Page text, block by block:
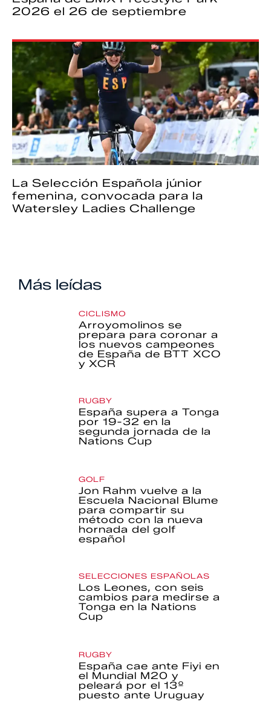
2026 el 26 de septiembre
La Selección Española júnior
femenina, convocada para la
Watersley Ladies Challenge
Más leídas
CICLISMO
Arroyomolinos se
prepara para coronar a
los nuevos campeones
de España de BTT XCO
y XCR
RUGBY
España supera a Tonga
por 19-32 en la
segunda jornada de la
Nations Cup
GOLF
Jon Rahm vuelve a la
Escuela Nacional Blume
para compartir su
método con la nueva
hornada del golf
español
SELECCIONES ESPAÑOLAS
Los Leones, con seis
cambios para medirse a
Tonga en la Nations
Cup
RUGBY
España cae ante Fiyi en
el Mundial M20 y
peleará por el 13º
puesto ante Uruguay